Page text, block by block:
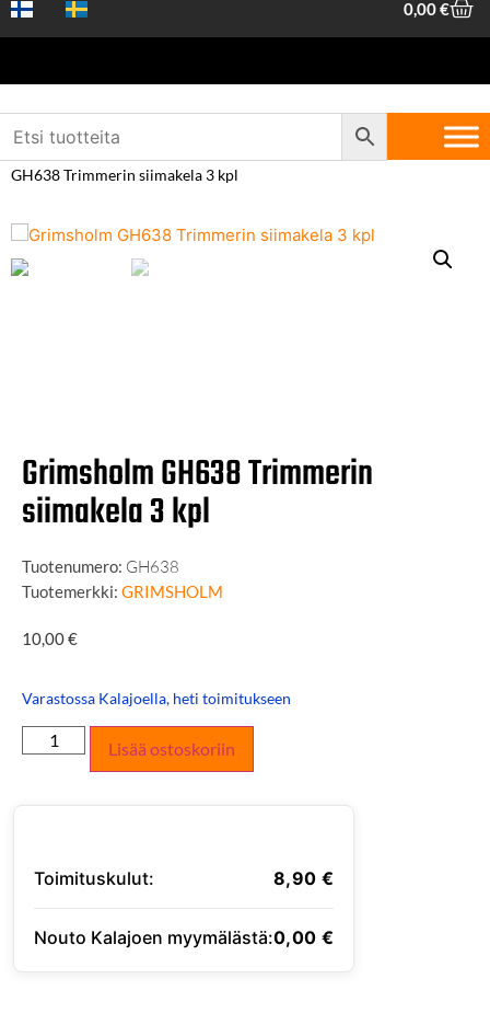
0,00€
Etusivu Piha ja metsä
/ Grimsholm
GH638 Trimmerin siimakela 3 kpl
Grimsholm GH638 Trimmerin
siimakela 3 kpl
Tuotenumero: GH638
Tuotemerkki: GRIMSHOLM
10,00€
Varastossa Kalajoella, heti toimitukseen
Lisää ostoskoriin
Toimituskulut: 8,90 €
Nouto Kalajoen myymälästä:0,00 €